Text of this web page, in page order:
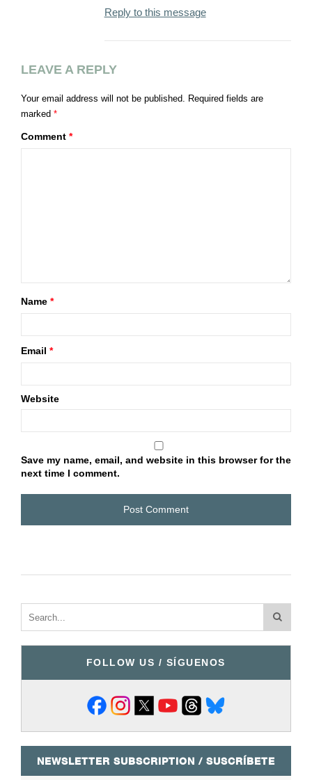
Reply to this message
LEAVE A REPLY
Your email address will not be published. Required fields are
marked *
Comment *
Name *
Email *
Website
Save my name, email, and website in this browser for the
next time I comment.
FOLLOW US / SÍGUENOS
NEWSLETTER SUBSCRIPTION / SUSCRÍBETE